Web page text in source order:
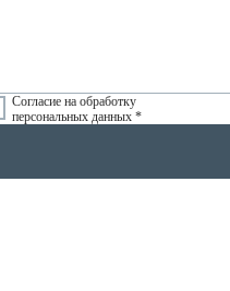
Согласие на обработку
персональных данных *